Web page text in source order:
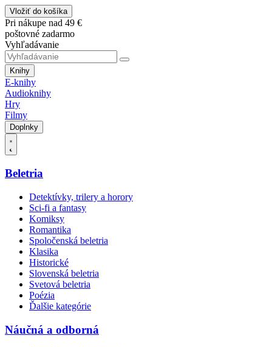
Vložiť do košíka
Pri nákupe nad 49 €
poštovné zadarmo
Vyhľadávanie
Knihy
E-knihy
Audioknihy
Hry
Filmy
Doplnky
Beletria
Detektívky, trilery a horory
Sci-fi a fantasy
Komiksy
Romantika
Spoločenská beletria
Klasika
Historické
Slovenská beletria
Svetová beletria
Poézia
Ďalšie kategórie
Náučná a odborná